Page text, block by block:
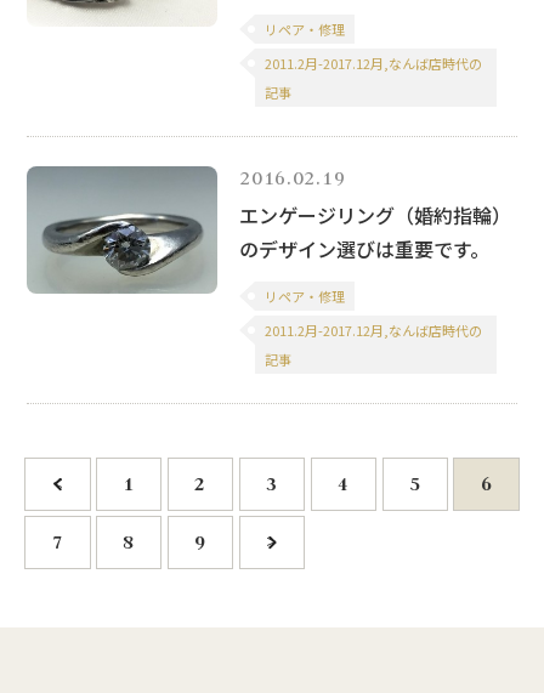
リペア・修理
2011.2月-2017.12月,なんば店時代の
記事
2016.02.19
エンゲージリング（婚約指輪）
のデザイン選びは重要です。
リペア・修理
2011.2月-2017.12月,なんば店時代の
記事
< 1 2 3 4 5 6
7 8 9 >